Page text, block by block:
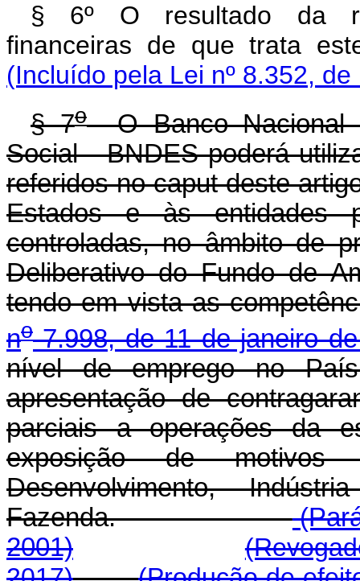
§ 6º O resultado da
financeiras de que trata
(Incluído pela Lei nº 8.352, de
§ 7oO Banco Nacional
Social - BNDES poderá
referidos no caput deste
Estados e às entidades
controladas, no âmbito de
Deliberativo do Fundo de
tendo em vista as
no7.998, de 11 de janeiro
nível de emprego no
apresentação de
parciais a operações da
exposição de motivos
Desenvolvimento,
Fazenda.
2001)